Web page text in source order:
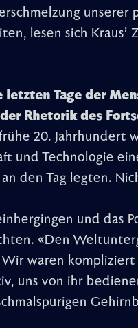
unserer
lesen sich Kraus’
letzten Tage der
Rhetorik des
20. Jahrhundert
und Technologie
den Tag legten.
und das
«Den
waren kompliziert
uns von ihr